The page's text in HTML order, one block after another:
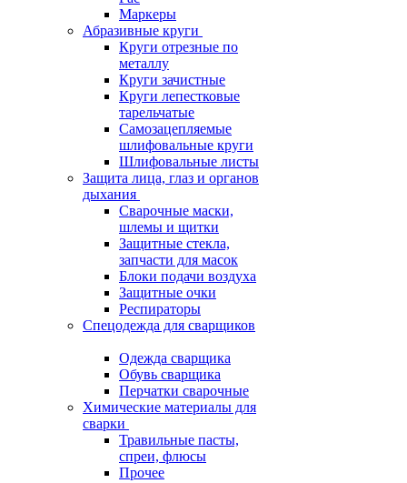
Маркеры
Абразивные круги
Круги отрезные по
металлу
Круги зачистные
Круги лепестковые
тарельчатые
Самозацепляемые
шлифовальные круги
Шлифовальные листы
Защита лица, глаз и органов
дыхания
Сварочные маски,
шлемы и щитки
Защитные стекла,
запчасти для масок
Блоки подачи воздуха
Защитные очки
Респираторы
Спецодежда для сварщиков
Одежда сварщика
Обувь сварщика
Перчатки сварочные
Химические материалы для
сварки
Травильные пасты,
спреи, флюсы
Прочее